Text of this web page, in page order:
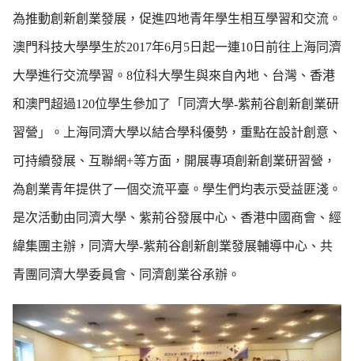
為推動創新創業發展，促進四地青年學生相互學習和交流。
澳門科技大學學生於2017年6月5日起一連10日前往上海同濟
大學進行交流學習。8位科大學生與來自內地、台灣、香港
和澳門超過120位學生參加了「同濟大學-紫荊谷創新創業研
習營」。上海同濟大學以結合學科優勢，重點在設計創意、
可持續發展、互聯網+等方面，開展專項創新創業研習營，
為創業青年提供了一個交流平臺。學生們均表示受益匪淺。
是次活動由同濟大學、紫荊谷發展中心、香港中國商會、經
緯集團主辦，同濟大學-紫荊谷創新創業發展輔導中心、共
青團同濟大學委員會、同濟創業谷承辦。